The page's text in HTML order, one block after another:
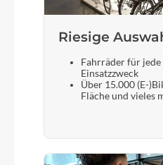
ca.
Riesige
Fahrräder für
Einsatzzweck
Über 15.000 (E-
Fläche und vieles